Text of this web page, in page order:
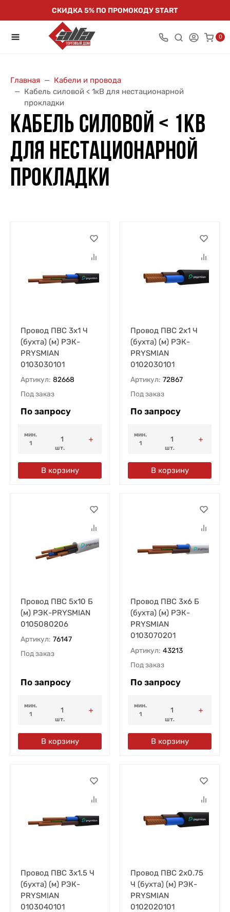
СКИДКА 5% ПО ПРОМОКОДУ START
0
Главная
Кабели и провода
Кабель силовой < 1кВ для нестационарной
прокладки
КАБЕЛЬ СИЛОВОЙ < 1КВ
ДЛЯ НЕСТАЦИОНАРНОЙ
ПРОКЛАДКИ
Провод ПВС 3х1 Ч
(бухта) (м) РЭК-
PRYSMIAN
0103030101
Артикул: 82668
Под заказ
По запросу
мин.
1
шт.
В корзину
Провод ПВС 2х1 Ч
(бухта) (м) РЭК-
PRYSMIAN
0102030101
Артикул: 72867
Под заказ
По запросу
мин.
1
шт.
В корзину
Провод ПВС 5х10 Б
(м) РЭК-PRYSMIAN
0105080206
Артикул: 76147
Под заказ
По запросу
мин.
1
шт.
В корзину
Провод ПВС 3х6 Б
(бухта) (м) РЭК-
PRYSMIAN
0103070201
Артикул: 43213
Под заказ
По запросу
мин.
1
шт.
В корзину
Провод ПВС 3х1.5 Ч
(бухта) (м) РЭК-
PRYSMIAN
0103040101
Провод ПВС 2х0.75
Ч (бухта) (м) РЭК-
PRYSMIAN
0102020101